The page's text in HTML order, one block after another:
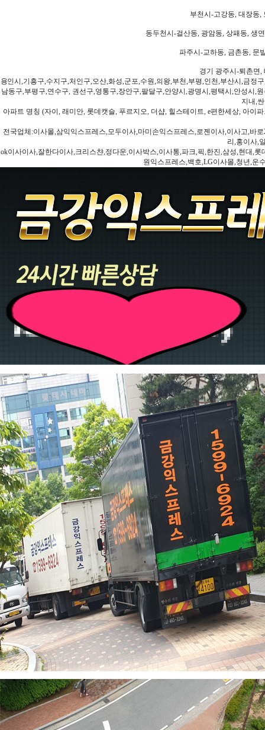
부천시-고강동, 대장동,
동두천시-걸산동, 광암동, 상패동, 생
파주시-교하동, 금촌동, 문
경기 광주시-퇴촌면,
용인시,기흥구,수지구,처인구,오산,화성,군포,수원,의왕,부천,부평,인천,부산시,금
남동구,부평구,연수구, 권선구,영통구,장안구,팔달구,안양시,광명시,평택시,안성시,
지내,
아파트 명칭 (자이, 래미안, 롯데캣슬, 푸르지오, 더샵, 힐스테이트, e편한세상, 아이
전국업체:이사몰,삼익익스프레스,모두이사,마미손익스프레스,로젠이사,이사고,바
리,홍이사,
ok이사이사,잘한다이사,크리스챤,정다운,이사박스,이사통,파크,픽,한진,삼성,현대,
원익스프레스,백호,LG이사몰,청년,운